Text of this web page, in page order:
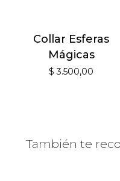
Collar Esferas
Mágicas
$ 3.500,00
También te